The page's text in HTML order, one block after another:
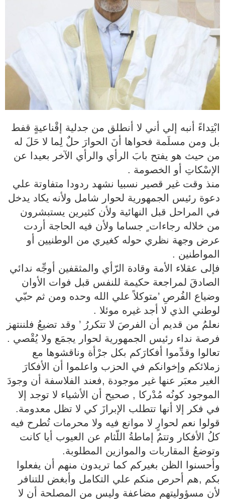
ابْتِداءً أنبه إلي أني لا أنطلق من جدلية إقْناعيةٍ قفط
بل ومن مسلَمة فحواها أنَ الحوارَ حلٌ لِما لا حَلَ له
من حيث هو يفتح بابَ الرأي والرأي الآخر بعيدا عن
الإسْكاتِ أو الخصومة .
منذ وقت غير قصير نسبيا نشهد ردودا متفاوتة علي
دعوة رئيس الجمهورية لحوار شامل ولأنه يكاد يدخل
في المراحل قبل النهائية ولأن كثيرين يستبشرون
من خلاله رجاءات ٍ جساما ولأن فيه الحاجة أردت
عرض وجهة نظري حوله كغيري من الوطنيين أو
المواطنين .
فإلى عقلاء الأمة وقادة الرّأي والمثقفين أوجِّه ندائي
الصادقَ لمراجعة حكيمة للنفس قبل فوات الأوان
وضياع الفُرصِ ’متوكلاً علي الله وحده ومن ثم حبّي
لوطني الذي لا أجد غيره موئلا .
نعلمُ من قديم أن الفرصَ لا تتكررُ ’ وقد تضيعُ فلننتهز
فرصة نداء رئيس الجمهورية لحوار يجمَع ولا يُقْصي .
تعالوا وقدِّموا أفكارَكم بكل جرْأة وناقشوها مع
زملائكم وإخوانكم في الحزب واعلموا أن الأفكارَ
الغير معبَر عنها غير موجودة ,فعند الفلاسفة أن وجودَ
الموجود كونُه مُدْركا , صحيح أن الأشياء لا توجد إلا
في فكر إلا أنها تتطلب الإبرازَ كي لا تظل معدومة.
قولوا نعم لحوارٍ لا موانع فيه ولا محرمات تُطرح فيه
كلُ الأفكار وتتمُ إماطةُ اللّثام عن العيوب أيا كانت
وتوضعُ المقاربات والموازين المطلوبة.
وأحسنوا الظن بغيركم كما تريدون منهم أن يفعلوا
بكم ,هم أحرص منكم علي التكامل وأبغض للتنافر
لأن مسؤوليتهم مضاعفة وليس من المصلحة أن لا